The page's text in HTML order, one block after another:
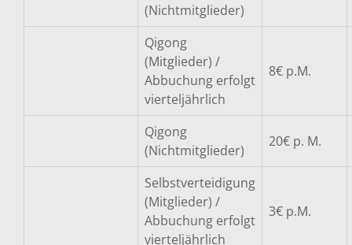
(Nichtmitglieder)
Qigong
(Mitglieder) /
Abbuchung erfolgt
vierteljährlich
8€ p.M.
Qigong
(Nichtmitglieder)
20€ p. M.
Selbstverteidigung
(Mitglieder) /
Abbuchung erfolgt
vierteljährlich
3€ p.M.